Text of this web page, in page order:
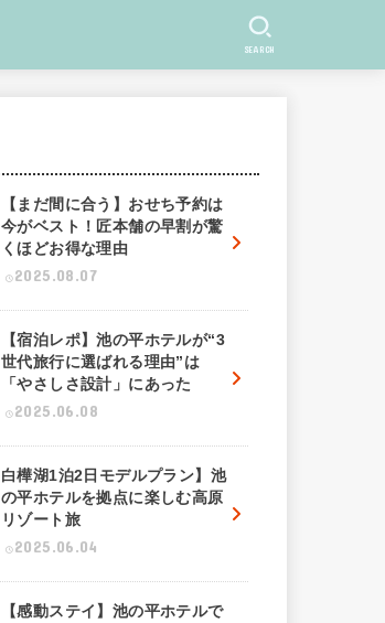
SEARCH
【まだ間に合う】おせち予約は
今がベスト！匠本舗の早割が驚
くほどお得な理由
2025.08.07
【宿泊レポ】池の平ホテルが“3
世代旅行に選ばれる理由”は
「やさしさ設計」にあった
2025.06.08
白樺湖1泊2日モデルプラン】池
の平ホテルを拠点に楽しむ高原
リゾート旅
2025.06.04
【感動ステイ】池の平ホテルで